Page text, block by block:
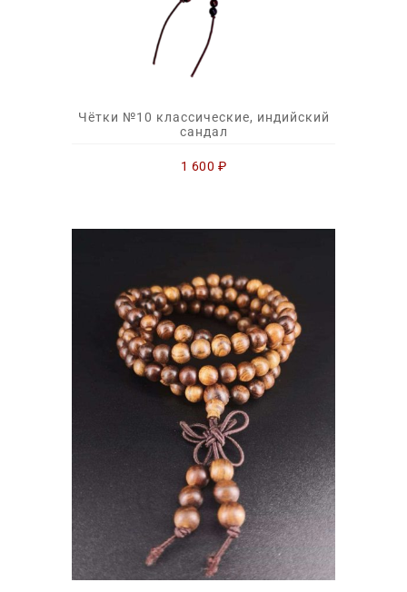
Чётки №10 классические, индийский
сандал
1 600 ₽